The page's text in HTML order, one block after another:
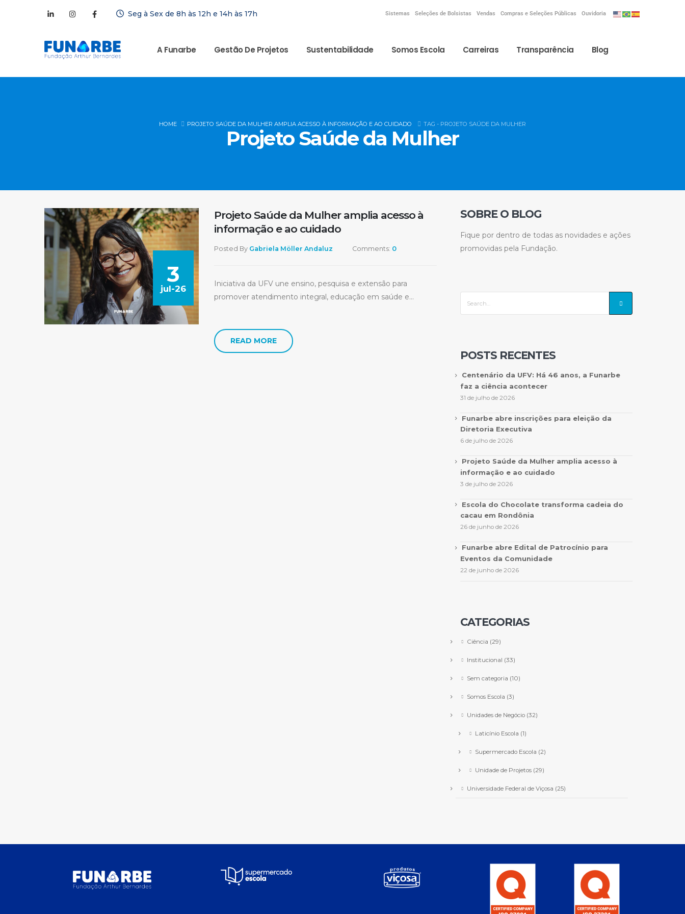
Seg à Sex de 8h às 12h e 14h às 17h Sistemas Seleções de Bolsistas Vendas Compras e Seleções Públicas Ouvidoria
A Funarbe Gestão De Projetos Sustentabilidade Somos Escola Carreiras Transparência Blog
HOME PROJETO SAÚDE DA MULHER AMPLIA ACESSO À INFORMAÇÃO E AO CUIDADO TAG - PROJETO SAÚDE DA MULHER
Projeto Saúde da Mulher
3
jul-26
Projeto Saúde da Mulher amplia acesso à
informação e ao cuidado
Posted By Gabriela Möller Andaluz Comments: 0
Iniciativa da UFV une ensino, pesquisa e extensão para
promover atendimento integral, educação em saúde e...
READ MORE
SOBRE O BLOG
Fique por dentro de todas as novidades e ações
promovidas pela Fundação.
POSTS RECENTES
Centenário da UFV: Há 46 anos, a Funarbe
faz a ciência acontecer
31 de julho de 2026
Funarbe abre inscrições para eleição da
Diretoria Executiva
6 de julho de 2026
Projeto Saúde da Mulher amplia acesso à
informação e ao cuidado
3 de julho de 2026
Escola do Chocolate transforma cadeia do
cacau em Rondônia
26 de junho de 2026
Funarbe abre Edital de Patrocínio para
Eventos da Comunidade
22 de junho de 2026
CATEGORIAS
Ciência (29)
Institucional (33)
Sem categoria (10)
Somos Escola (3)
Unidades de Negócio (32)
Laticínio Escola (1)
Supermercado Escola (2)
Unidade de Projetos (29)
Universidade Federal de Viçosa (25)